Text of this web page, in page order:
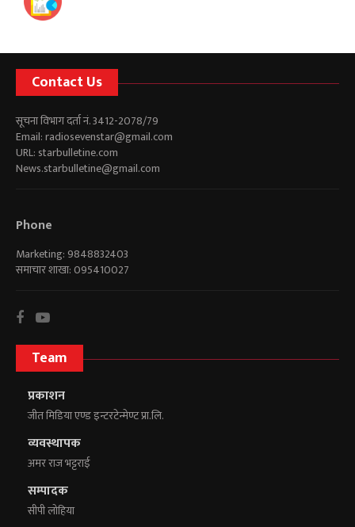
Contact Us
सूचना विभाग दर्ता नं. 3412-2078/79
Email:radiosevenstar@gmail.com
URL: starbulletine.com
News.starbulletine@gmail.com
Phone
Marketing: 9848832403
समाचार शाखा: 095410027
Team
प्रकाशन
जीत मिडिया एण्ड इन्टरटेन्मेण्ट प्रा.लि.
व्यवस्थापक
अमर राज भट्टराई
सम्पादक
सीपी लोहिया